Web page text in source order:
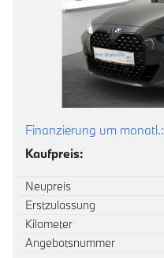
Finanzierung um monatl.:
Kaufpreis:
Neupreis
Erstzulassung
Kilometer
Angebotsnummer